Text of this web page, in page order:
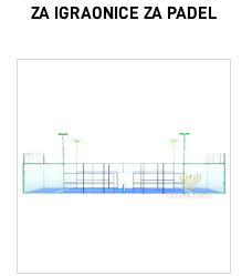
ZA IGRAONICE ZA PADEL